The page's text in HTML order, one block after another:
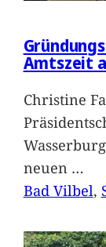
Amtszeit
Christine
neuen …
Bad Vilbel,